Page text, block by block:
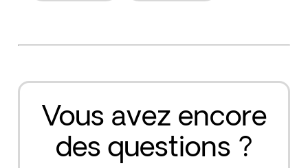
Vous avez encore
des questions ?